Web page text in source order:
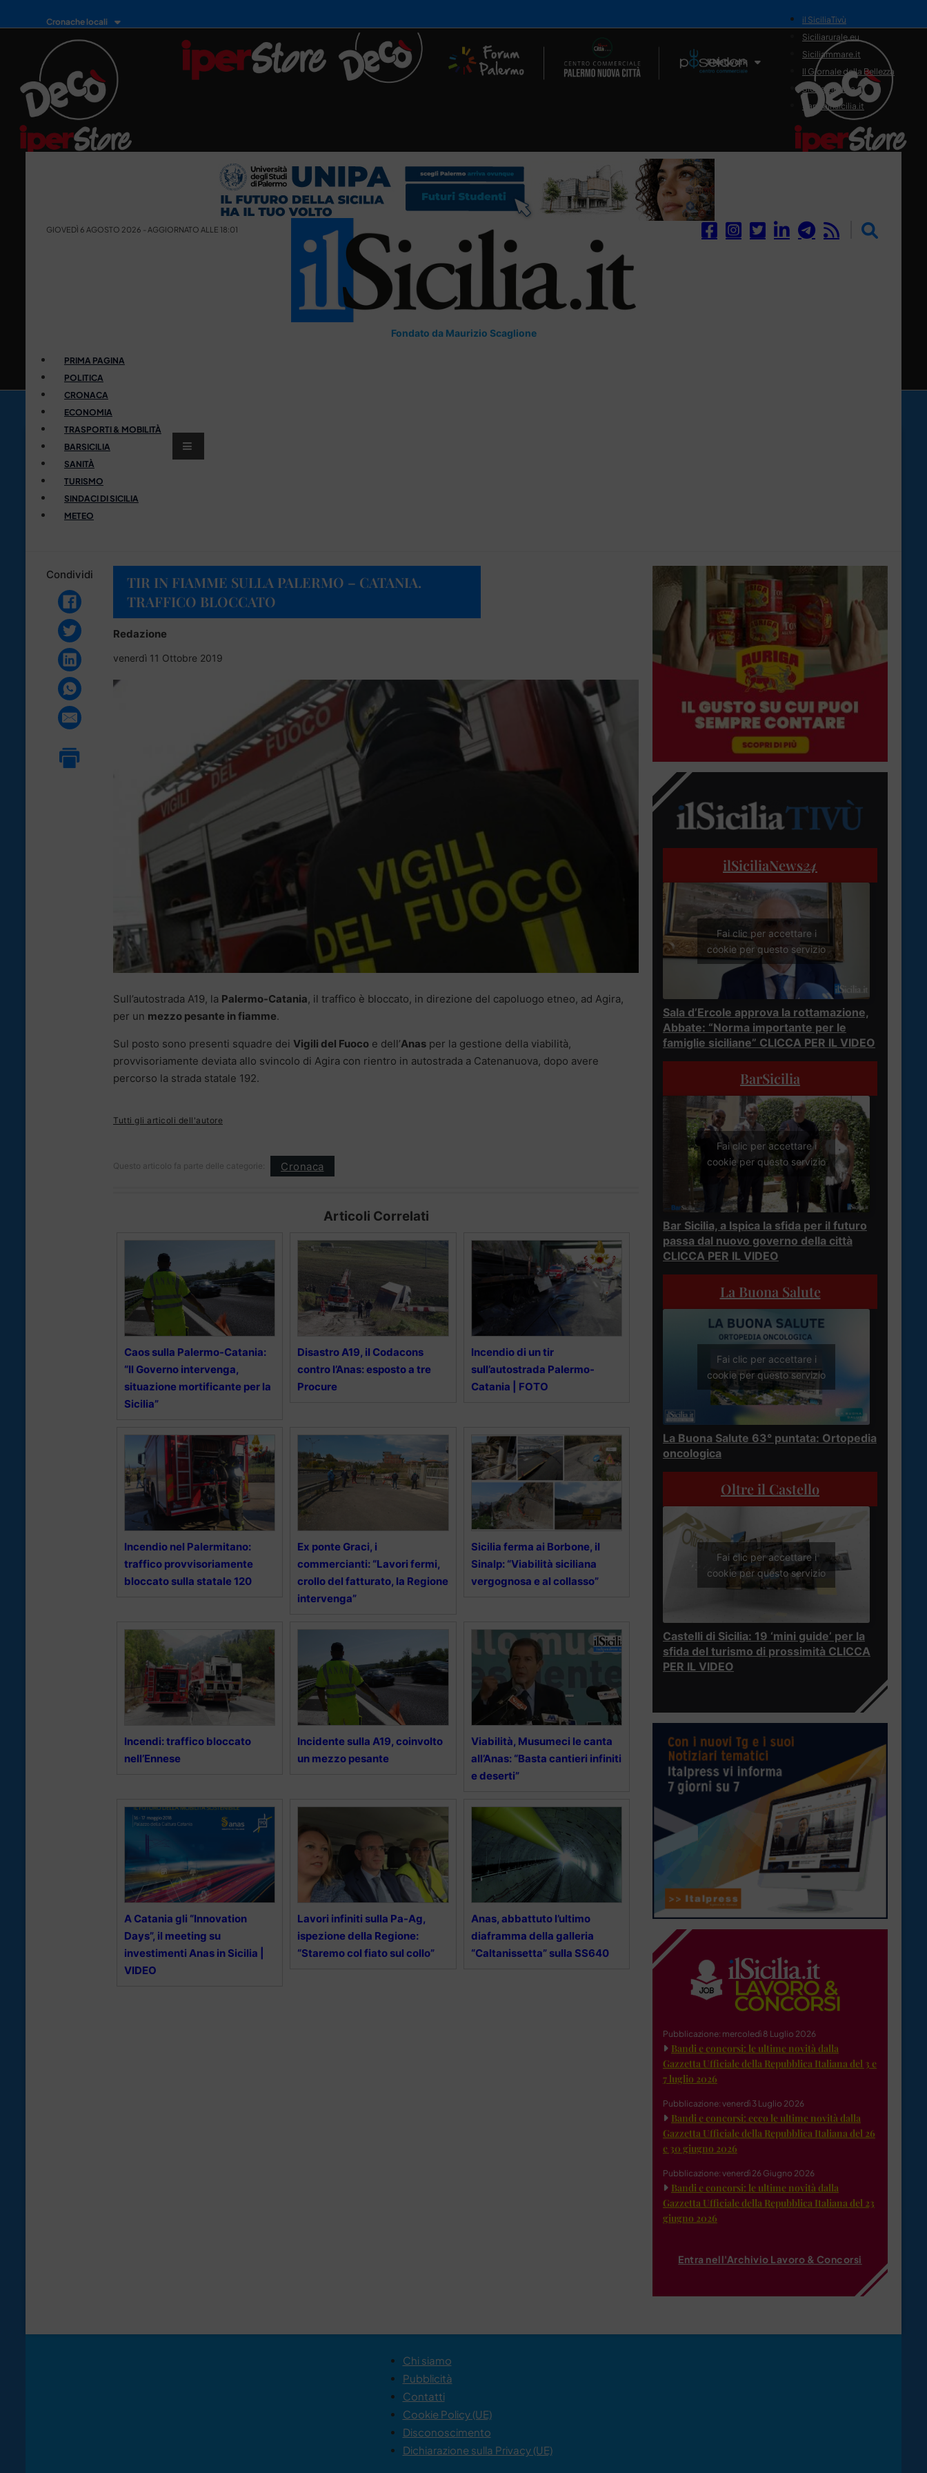
Cronache locali
Il Network
il SiciliaTivù
Siciliarurale.eu
Siciliammare.it
Il Giornale della Bellezza
Siciliamedica.it
Sanitainsicilia.it
GIOVEDÌ 6 AGOSTO 2026 - AGGIORNATO ALLE 18:01
Fondato da Maurizio Scaglione
PRIMA PAGINA
POLITICA
CRONACA
ECONOMIA
TRASPORTI & MOBILITÀ
BARSICILIA
SANITÀ
TURISMO
SINDACI DI SICILIA
METEO
Condividi
TIR IN FIAMME SULLA PALERMO – CATANIA.
TRAFFICO BLOCCATO
Redazione
venerdì 11 Ottobre 2019
Sull’autostrada A19, la Palermo-Catania, il traffico è bloccato, in direzione del capoluogo etneo, ad Agira,
per un mezzo pesante in fiamme.
Sul posto sono presenti squadre dei Vigili del Fuoco e dell’Anas per la gestione della viabilità,
provvisoriamente deviata allo svincolo di Agira con rientro in autostrada a Catenanuova, dopo avere
percorso la strada statale 192.
Tutti gli articoli dell'autore
Questo articolo fa parte delle categorie: Cronaca
Articoli Correlati
Caos sulla Palermo-Catania:
“Il Governo intervenga,
situazione mortificante per la
Sicilia”
Disastro A19, il Codacons
contro l’Anas: esposto a tre
Procure
Incendio di un tir
sull’autostrada Palermo-
Catania | FOTO
Incendio nel Palermitano:
traffico provvisoriamente
bloccato sulla statale 120
Ex ponte Graci, i
commercianti: “Lavori fermi,
crollo del fatturato, la Regione
intervenga”
Sicilia ferma ai Borbone, il
Sinalp: “Viabilità siciliana
vergognosa e al collasso”
Incendi: traffico bloccato
nell’Ennese
Incidente sulla A19, coinvolto
un mezzo pesante
Viabilità, Musumeci le canta
all’Anas: “Basta cantieri infiniti
e deserti”
A Catania gli “Innovation
Days”, il meeting su
investimenti Anas in Sicilia |
VIDEO
Lavori infiniti sulla Pa-Ag,
ispezione della Regione:
“Staremo col fiato sul collo”
Anas, abbattuto l’ultimo
diaframma della galleria
“Caltanissetta” sulla SS640
ilSiciliaNews24
Fai clic per accettare i
cookie per questo servizio
Sala d’Ercole approva la rottamazione,
Abbate: “Norma importante per le
famiglie siciliane” CLICCA PER IL VIDEO
BarSicilia
Fai clic per accettare i
cookie per questo servizio
Bar Sicilia, a Ispica la sfida per il futuro
passa dal nuovo governo della città
CLICCA PER IL VIDEO
La Buona Salute
Fai clic per accettare i
cookie per questo servizio
La Buona Salute 63° puntata: Ortopedia
oncologica
Oltre il Castello
Fai clic per accettare i
cookie per questo servizio
Castelli di Sicilia: 19 ‘mini guide’ per la
sfida del turismo di prossimità CLICCA
PER IL VIDEO
Pubblicazione: mercoledì 8 Luglio 2026
Bandi e concorsi: le ultime novità dalla
Gazzetta Ufficiale della Repubblica Italiana del 3 e
7 luglio 2026
Pubblicazione: venerdì 3 Luglio 2026
Bandi e concorsi: ecco le ultime novità dalla
Gazzetta Ufficiale della Repubblica Italiana del 26
e 30 giugno 2026
Pubblicazione: venerdì 26 Giugno 2026
Bandi e concorsi: le ultime novità dalla
Gazzetta Ufficiale della Repubblica Italiana del 23
giugno 2026
Entra nell'Archivio Lavoro & Concorsi
Chi siamo
Pubblicità
Contatti
Cookie Policy (UE)
Disconoscimento
Dichiarazione sulla Privacy (UE)